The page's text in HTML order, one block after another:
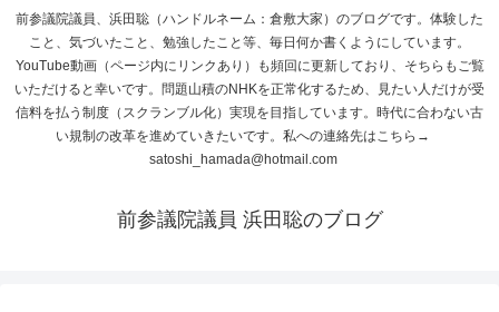
前参議院議員、浜田聡（ハンドルネーム：倉敷大家）のブログです。体験した
こと、気づいたこと、勉強したこと等、毎日何か書くようにしています。
YouTube動画（ページ内にリンクあり）も頻回に更新しており、そちらもご覧
いただけると幸いです。問題山積のNHKを正常化するため、見たい人だけが受
信料を払う制度（スクランブル化）実現を目指しています。時代に合わない古
い規制の改革を進めていきたいです。私への連絡先はこちら→
satoshi_hamada@hotmail.com
前参議院議員 浜田聡のブログ